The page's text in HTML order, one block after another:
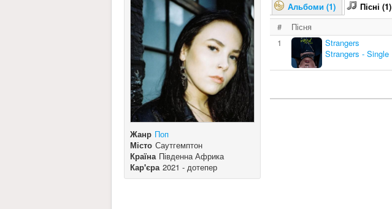
Жанр Поп
Місто Саутгемптон
Країна Південна Африка
Кар'єра 2021 - дотепер
Альбоми (1)
Пісні (1)
#
Пісня
1
Strangers
Strangers - Single